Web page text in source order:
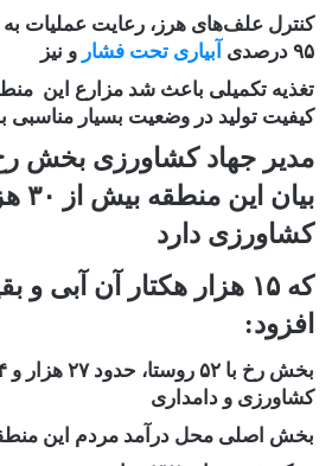
کنترل علف‌های هرز، رعایت عملیات
۹۵ درصدی
آبیاری تحت فشار و نیز
تغذیه تکمیلی باعث شد مزارع این
کیفیت تولید در وضعیت بسیار مناسبی
مدیر جهاد کشاورزی بخش رخ
کشاورزی دارد
که ۱۵ هزار هکتار آن آبی
افزود:
کشاورزی و دامداری
بخش اصلی محل درآمد مردم این